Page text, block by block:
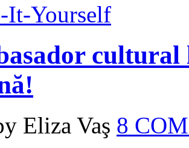
It-Yourself
cultural
Eliza Vaş 8